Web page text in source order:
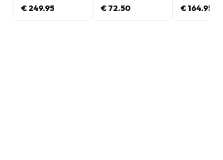
€ 249.95 € 72.50 € 164.95